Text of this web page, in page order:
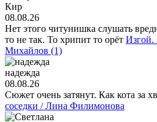
Кир
08.08.26
Нет этого читунишка слушать
то не так. То хрипит то орёт Изгой.
Михайлов (1)
надежда
08.08.26
Сюжет очень затянут. Как кота за
соседки / Лина Филимонова